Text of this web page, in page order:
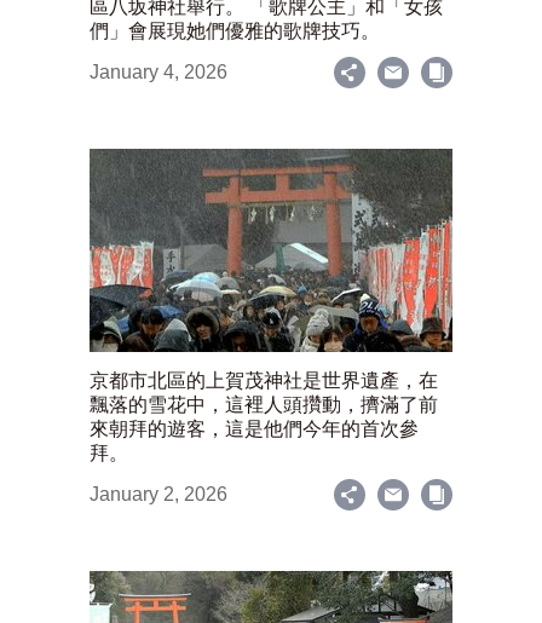
區八坂神社舉行。 「歌牌公主」和「女孩
們」會展現她們優雅的歌牌技巧。
January 4, 2026
京都市北區的上賀茂神社是世界遺產，在
飄落的雪花中，這裡人頭攢動，擠滿了前
來朝拜的遊客，這是他們今年的首次參
拜。
January 2, 2026